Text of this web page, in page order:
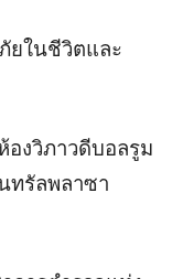
ยในชีวิตและ
งวิภาวดีบอลรูม
ทรัลพลาซา